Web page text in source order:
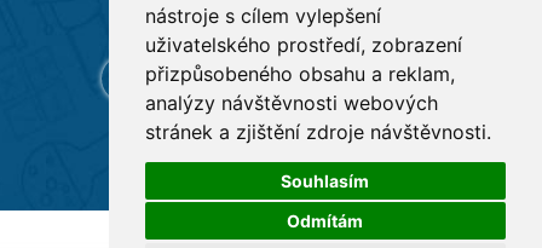
nástroje s cílem vylepšení
uživatelského prostředí, zobrazení
přizpůsobeného obsahu a reklam,
analýzy návštěvnosti webových
stránek a zjištění zdroje návštěvnosti.
Souhlasím
Odmítám
RYCHLÉ ODKAZY